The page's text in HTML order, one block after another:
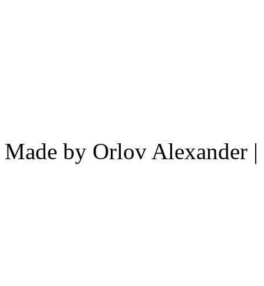
Made by Orlov Alexander